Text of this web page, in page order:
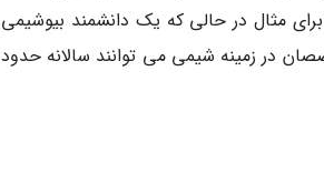
مثال در حالی که یک دانشمند بیوشیمی
از فوق متخصصان در زمینه شیمی می توانند سالانه حدود